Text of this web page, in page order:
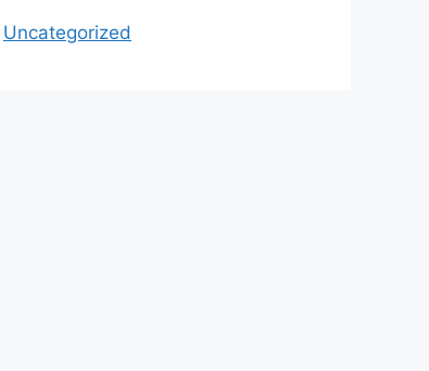
Uncategorized